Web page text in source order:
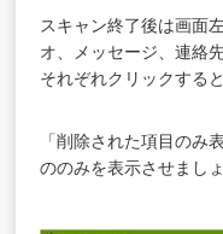
スキャン終了後は画面
オ、メッセージ、連絡
それぞれクリックする
「削除された項目のみ
ののみを表示させましょ